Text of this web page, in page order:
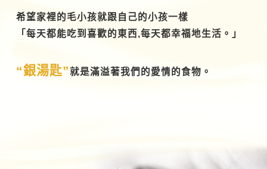
希望家裡的毛小孩就跟自己的小孩一樣
「每天都能吃到喜歡的東西,每天都幸福地生活。」
“銀湯匙”就是滿溢著我們的愛情的食物。